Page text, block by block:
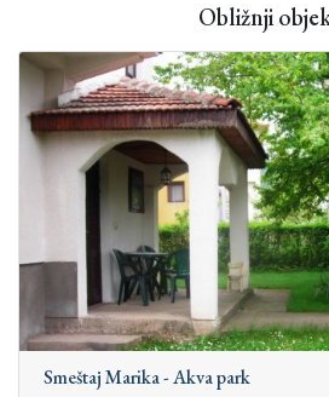
Obližnji
Smeštaj Marika - Akva park